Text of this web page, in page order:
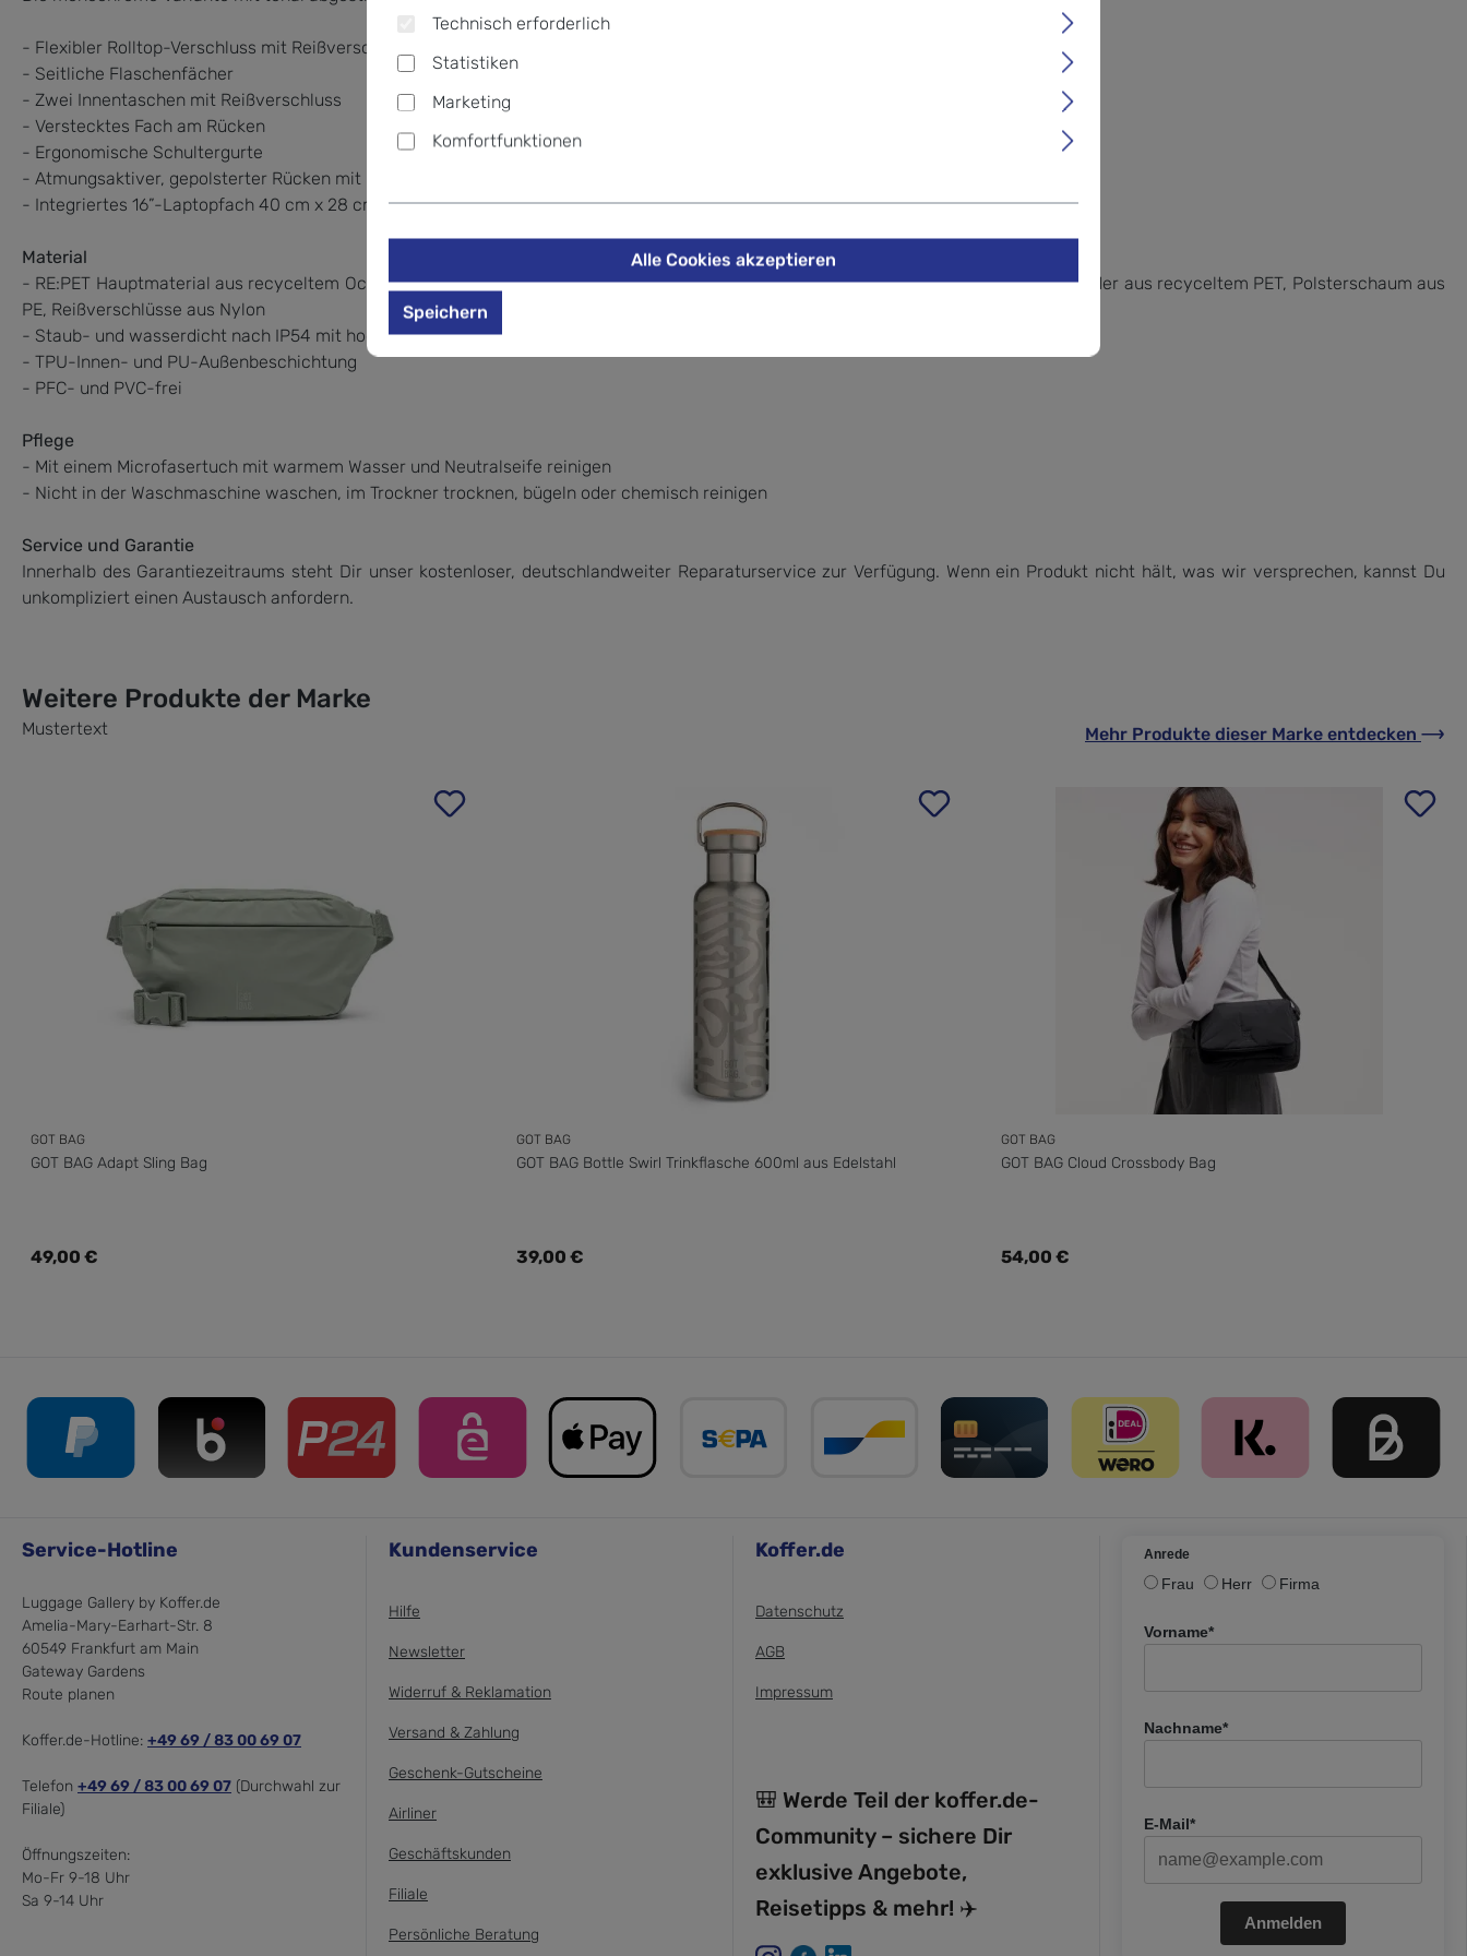
- Flexibler Rolltop-Verschluss mit Reißverschluss
- Seitliche Flaschenfächer
- Zwei Innentaschen mit Reißverschluss
- Verstecktes Fach am Rücken
- Ergonomische Schultergurte
- Atmungsaktiver, gepolsterter Rücken mit Kofferstrap
- Integriertes 16”-Laptopfach 40 cm x 28 cm (H x B)
Material
- RE:PET Hauptmaterial aus recyceltem Ocean Impact Plastic, Innenfutter aus recyceltem PET, Schnallen aus recyceltem PA, Webbänder aus recyceltem PET, Polsterschaum aus
PE, Reißverschlüsse aus Nylon
- Staub- und wasserdicht nach IP54 mit hochfrequenz-verschweißten Nähten
- TPU-Innen- und PU-Außenbeschichtung
- PFC- und PVC-frei
Pflege
- Mit einem Microfasertuch mit warmem Wasser und Neutralseife reinigen
- Nicht in der Waschmaschine waschen, im Trockner trocknen, bügeln oder chemisch reinigen
Service und Garantie
Innerhalb des Garantiezeitraums steht Dir unser kostenloser, deutschlandweiter Reparaturservice zur Verfügung. Wenn ein Produkt nicht hält, was wir versprechen, kannst Du
unkompliziert einen Austausch anfordern.
Weitere Produkte der Marke
Mustertext Mehr Produkte dieser Marke entdecken
GOT BAG
GOT BAG Adapt Sling Bag
Regulärer Preis:
49,00 €
GOT BAG
GOT BAG Bottle Swirl Trinkflasche 600ml aus Edelstahl
Regulärer Preis:
39,00 €
GOT BAG
GOT BAG Cloud Crossbody Bag
Regulärer Preis:
54,00 €
Service-Hotline
Luggage Gallery by Koffer.de
Amelia-Mary-Earhart-Str. 8
60549 Frankfurt am Main
Gateway Gardens
Route planen
Koffer.de-Hotline: +49 69 / 83 00 69 07
Telefon +49 69 / 83 00 69 07 (Durchwahl zur
Filiale)
Öffnungszeiten:
Mo-Fr 9-18 Uhr
Sa 9-14 Uhr
Kundenservice
Hilfe
Newsletter
Widerruf & Reklamation
Versand & Zahlung
Geschenk-Gutscheine
Airliner
Geschäftskunden
Filiale
Persönliche Beratung
Koffer.de
Datenschutz
AGB
Impressum
🎒 Werde Teil der koffer.de-
Community – sichere Dir
exklusive Angebote,
Reisetipps & mehr! ✈️
Anrede
Frau Herr Firma
Vorname*
Nachname*
E-Mail*
Anmelden
Technisch erforderlich
Statistiken
Marketing
Komfortfunktionen
Alle Cookies akzeptieren
Speichern